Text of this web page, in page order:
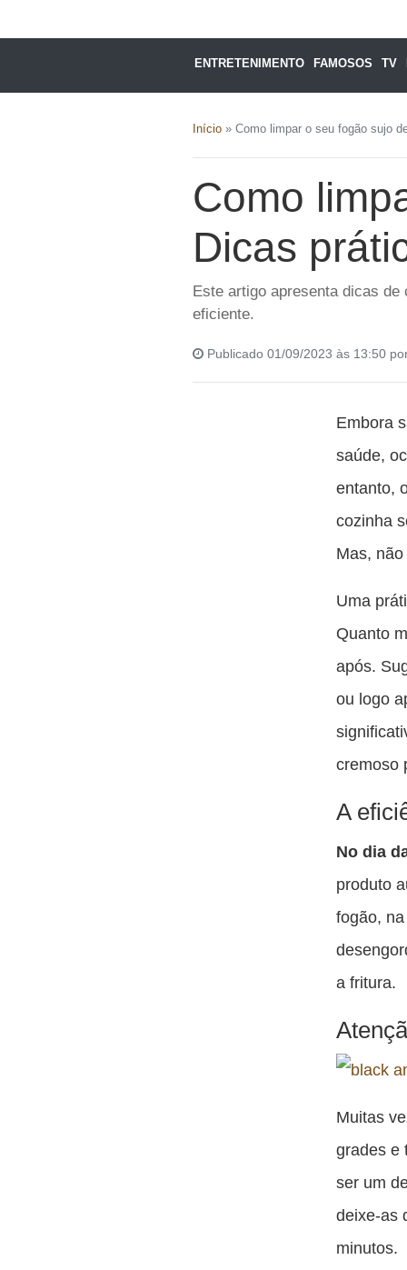
ENTRETENIMENTO FAMOSOS TV
Início » Como limpar o seu fogão sujo
Como
Dicas
Este artigo apresenta dicas
eficiente.
Publicado 01/09/2023 às 13:50
Embora
saúde,
entanto,
cozinha
Mas,
Uma
Quanto
após.
ou logo
cremoso
A
No dia
produto
fogão,
a fritura.
Muitas
grades e
ser um
deixe-as
minutos.